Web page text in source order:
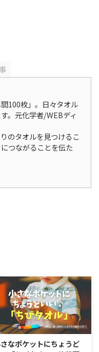
100枚」。日々タオル
。元化学者/WEBディ
のタオルを見つけるこ
つながることを伝た
なポケットにちょうど